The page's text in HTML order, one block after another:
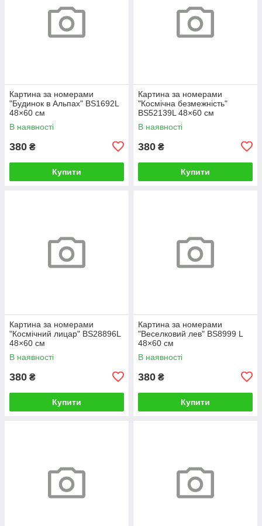
Картина за номерами
"Будинок в Альпах" BS1692L
48×60 см
В наявності
380 ₴
Купити
Картина за номерами
"Космічна безмежність"
BS52139L 48×60 см
В наявності
380 ₴
Купити
Картина за номерами
"Космічний лицар" BS28896L
48×60 см
В наявності
380 ₴
Купити
Картина за номерами
"Веселковий лев" BS8999 L
48×60 см
В наявності
380 ₴
Купити